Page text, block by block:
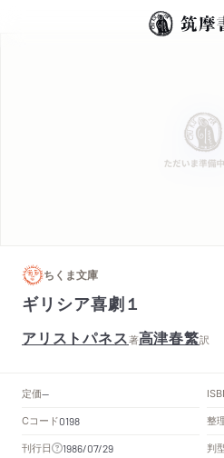
ちくま文庫
ギリシア喜劇１
アリストパネス著高津春繁訳
定価--
Cコード0198 整
刊行日 1986/07/29 判